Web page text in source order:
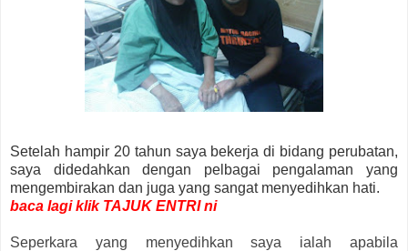
Setelah hampir 20 tahun saya bekerja di bidang perubatan,
saya didedahkan dengan pelbagai pengalaman yang
mengembirakan dan juga yang sangat menyedihkan hati.
baca lagi klik TAJUK ENTRI ni
Seperkara yang menyedihkan saya ialah apabila